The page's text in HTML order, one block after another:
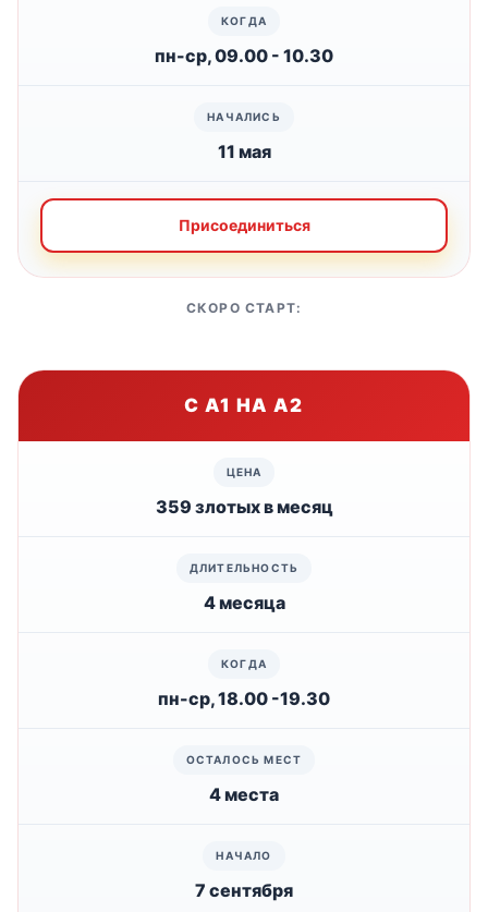
пн-ср, 09.00 - 10.30
11 мая
Присоединиться
СКОРО СТАРТ:
С А1 НА А2
359 злотых в месяц
4 месяца
пн-ср, 18.00 -19.30
4 места
7 сентября